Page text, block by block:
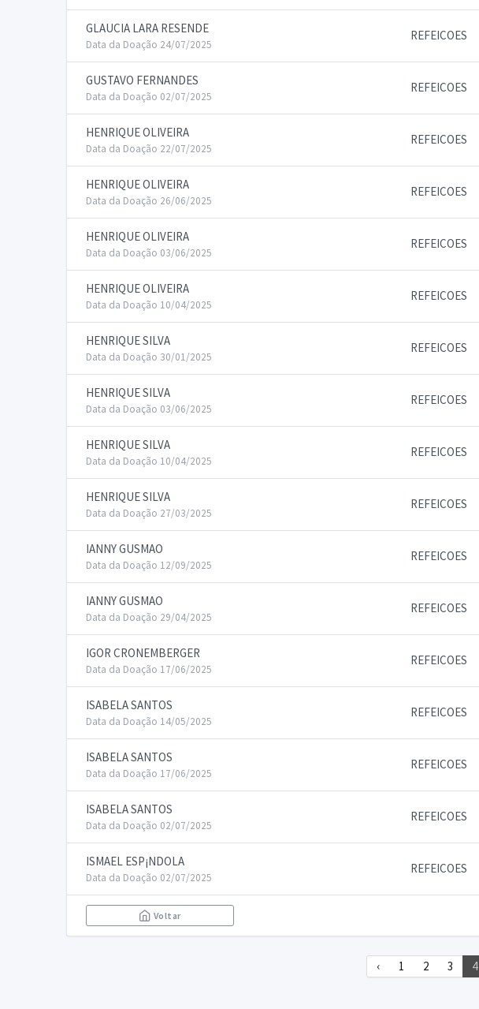
GLAUCIA LARA RESENDE
Data da Doação 24/07/2025
REFEICOES
GUSTAVO FERNANDES
Data da Doação 02/07/2025
REFEICOES
HENRIQUE OLIVEIRA
Data da Doação 22/07/2025
REFEICOES
HENRIQUE OLIVEIRA
Data da Doação 26/06/2025
REFEICOES
HENRIQUE OLIVEIRA
Data da Doação 03/06/2025
REFEICOES
HENRIQUE OLIVEIRA
Data da Doação 10/04/2025
REFEICOES
HENRIQUE SILVA
Data da Doação 30/01/2025
REFEICOES
HENRIQUE SILVA
Data da Doação 03/06/2025
REFEICOES
HENRIQUE SILVA
Data da Doação 10/04/2025
REFEICOES
HENRIQUE SILVA
Data da Doação 27/03/2025
REFEICOES
IANNY GUSMAO
Data da Doação 12/09/2025
REFEICOES
IANNY GUSMAO
Data da Doação 29/04/2025
REFEICOES
IGOR CRONEMBERGER
Data da Doação 17/06/2025
REFEICOES
ISABELA SANTOS
Data da Doação 14/05/2025
REFEICOES
ISABELA SANTOS
Data da Doação 17/06/2025
REFEICOES
ISABELA SANTOS
Data da Doação 02/07/2025
REFEICOES
ISMAEL ESP¡NDOLA
Data da Doação 02/07/2025
REFEICOES
Voltar
‹ 1 2 3 4